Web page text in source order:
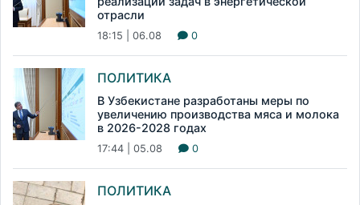
отрасли
18:15 | 06.08 0
ПОЛИТИКА
В Узбекистане разработаны меры по
увеличению производства мяса и молока
в 2026-2028 годах
17:44 | 05.08 0
ПОЛИТИКА